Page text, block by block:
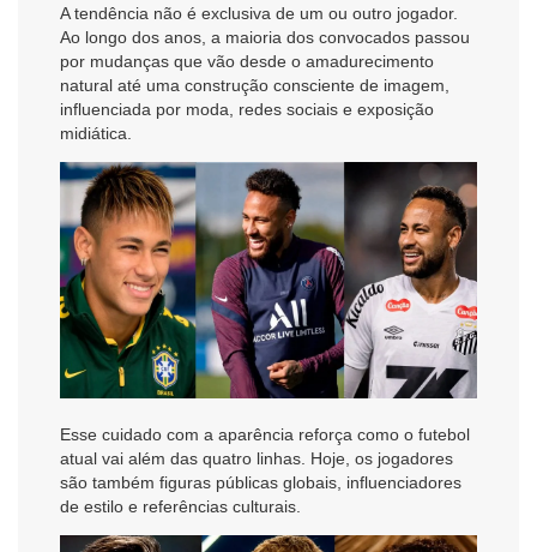
A tendência não é exclusiva de um ou outro jogador.
Ao longo dos anos, a maioria dos convocados passou
por mudanças que vão desde o amadurecimento
natural até uma construção consciente de imagem,
influenciada por moda, redes sociais e exposição
midiática.
Esse cuidado com a aparência reforça como o futebol
atual vai além das quatro linhas. Hoje, os jogadores
são também figuras públicas globais, influenciadores
de estilo e referências culturais.